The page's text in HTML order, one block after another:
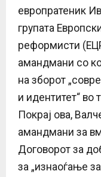
европратеник
групата
реформисти
амандмани со
на зборот
и идентитет“ во
Покрај ова,
амандмани за
Договорот за
за „изнаоѓање